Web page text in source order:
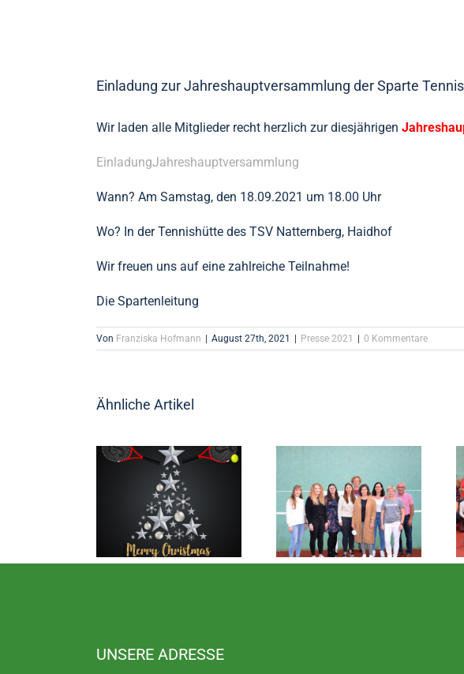
Einladung zur Jahreshauptversammlung der Sparte
Wir laden alle Mitglieder recht herzlich zur diesjährigen
EinladungJahreshauptversammlung
Wann? Am Samstag, den 18.09.2021 um 18.00 Uhr
Wo? In der Tennishütte des TSV Natternberg, Haidhof
Wir freuen uns auf eine zahlreiche Teilnahme!
Die Spartenleitung
Von Franziska Hofmann August 27th, 2021 Presse 2021 0 Kommentare
Ähnliche Artikel
UNSERE ADRESSE